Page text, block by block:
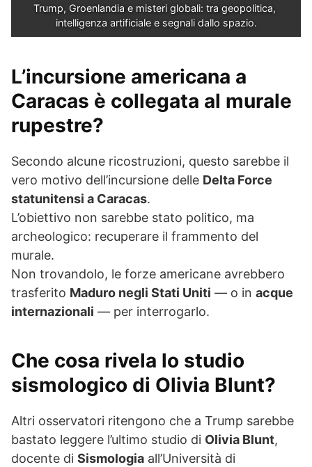
Trump, Groenlandia e misteri globali: tra geopolitica,
intelligenza artificiale e segnali dallo spazio.
L’incursione americana a
Caracas è collegata al murale
rupestre?
Secondo alcune ricostruzioni, questo sarebbe il
vero motivo dell’incursione delle Delta Force
statunitensi a Caracas.
L’obiettivo non sarebbe stato politico, ma
archeologico: recuperare il frammento del
murale.
Non trovandolo, le forze americane avrebbero
trasferito Maduro negli Stati Uniti — o in acque
internazionali — per interrogarlo.
Che cosa rivela lo studio
sismologico di Olivia Blunt?
Altri osservatori ritengono che a Trump sarebbe
bastato leggere l’ultimo studio di Olivia Blunt,
docente di Sismologia all’Università di